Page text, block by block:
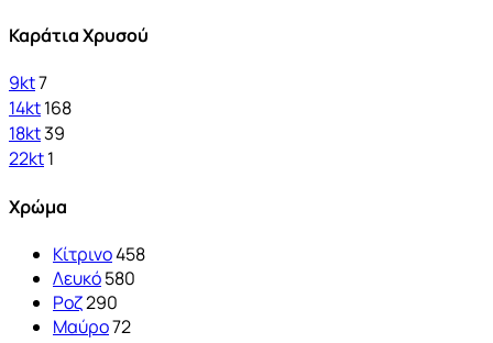
Καράτια Χρυσού
9kt7
14kt168
18kt39
22kt1
Χρώμα
Κίτρινο458
Λευκό580
Ροζ290
Μαύρο72